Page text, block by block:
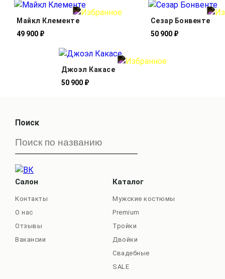
Майкл Клементе
49 900 ₽
Сезар Бонвенте
50 900 ₽
Джоэл Какасе
50 900 ₽
Поиск
Салон
Контакты
О нас
Отзывы
Вакансии
Каталог
Мужские костюмы
Premium
Тройки
Двойки
Свадебные
SALE